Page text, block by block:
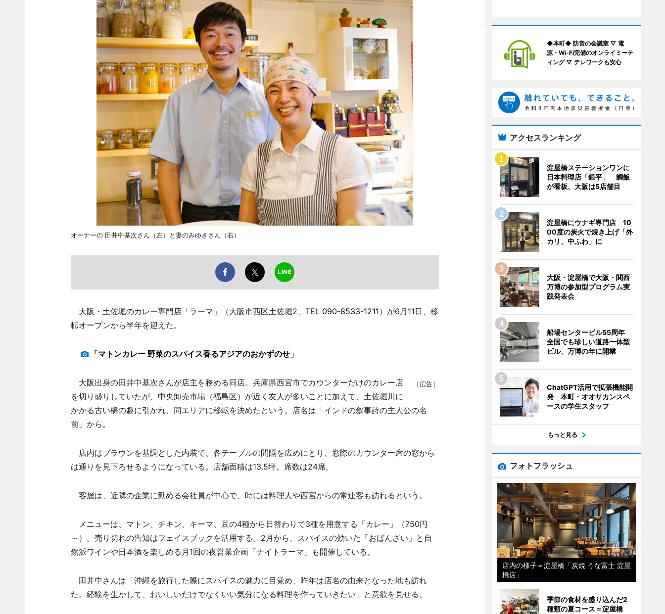
オーナーの 田井中基次さん（左）と妻のみゆきさん（右）
大阪・土佐堀のカレー専門店「ラーマ」（大阪市西区土佐堀2、TEL 090-8533-1211）が6月11日、移
転オープンから半年を迎えた。
「マトンカレー 野菜のスパイス香るアジアのおかずのせ」
［広告］
大阪出身の田井中基次さんが店主を務める同店。兵庫県西宮市でカウンターだけのカレー店
を切り盛りしていたが、中央卸売市場（福島区）が近く友人が多いことに加えて、土佐堀川に
かかる古い橋の趣に引かれ、同エリアに移転を決めたという。店名は「インドの叙事詩の主人公の名
前」から。
店内はブラウンを基調とした内装で、各テーブルの間隔を広めにとり、窓際のカウンター席の窓から
は通りを見下ろせるようになっている。店舗面積は13.5坪。席数は24席。
客層は、近隣の企業に勤める会社員が中心で、時には料理人や西宮からの常連客も訪れるという。
メニューは、マトン、チキン、キーマ、豆の4種から日替わりで3種を用意する「カレー」（750円
～）。売り切れの告知はフェイスブックを活用する。2月から、スパイスの効いた「おばんざい」と自
然派ワインや日本酒を楽しめる月1回の夜営業企画「ナイトラーマ」も開催している。
田井中さんは「沖縄を旅行した際にスパイスの魅力に目覚め、昨年は店名の由来となった地も訪れ
た。経験を生かして、おいしいだけでなくいい気分になる料理を作っていきたい」と意欲を見せる。
◆本町◆ 防音の会議室 ▽ 電
源・Wi-Fi完備のオンライミーテ
ィング ▽ テレワークも安心
アクセスランキング
淀屋橋ステーションワンに
日本料理店「銀平」 鯛飯
が看板、大阪は5店舗目
淀屋橋にウナギ専門店 10
00度の炭火で焼き上げ「外
カリ、中ふわ」に
大阪・淀屋橋で大阪・関西
万博の参加型プログラム実
践発表会
船場センタービル55周年
全国でも珍しい道路一体型
ビル、万博の年に開業
ChatGPT活用で拡張機能開
発 本町・オオサカンスペ
ースの学生スタッフ
もっと見る
フォトフラッシュ
店内の様子＝淀屋橋「炭焼 うな富士 淀屋
橋店」
季節の食材を盛り込んだ2
種類の夏コース＝淀屋橋